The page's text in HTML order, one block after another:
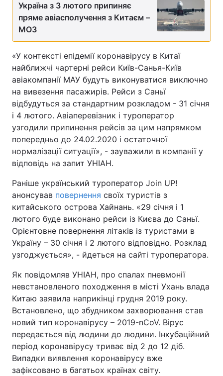
Україна з 3 лютого припиняє
пряме авіасполучення з Китаєм –
МОЗ
«У контексті епідемії коронавірусу в Китаї
найближчі чартерні рейси Київ-Санья-Київ
авіакомпанії МАУ будуть виконуватися виключно
на вивезення пасажирів. Рейси з Саньї
відбудуться за стандартним розкладом - 31 січня
і 4 лютого. Авіаперевізник і туроператор
узгодили припинення рейсів за цим напрямком
попередньо до 24.02.2020 і остаточної
нормалізації ситуації», - зауважили в компанії у
відповідь на запит УНІАН.
Раніше український туроператор Join UP!
анонсував повернення своїх туристів з
китайського острова Хайнань. «29 січня і 1
лютого буде виконано рейси із Києва до Саньї.
Орієнтовне повернення літаків із туристами в
Україну – 30 січня і 2 лютого відповідно. Розклад
узгоджується», - йдеться на сайті туроператора.
Як повідомляв УНІАН, про спалах пневмонії
невстановленого походження в місті Ухань влада
Китаю заявила наприкінці грудня 2019 року.
Встановлено, що збудником захворювання став
новий тип коронавірусу – 2019-nCoV. Вірус
передається від людини до людини. Інкубаційний
період коронавірусу триває від 2 до 12 діб.
Випадки виявлення коронавірусу вже
зафіксовано в багатьох країнах світу.